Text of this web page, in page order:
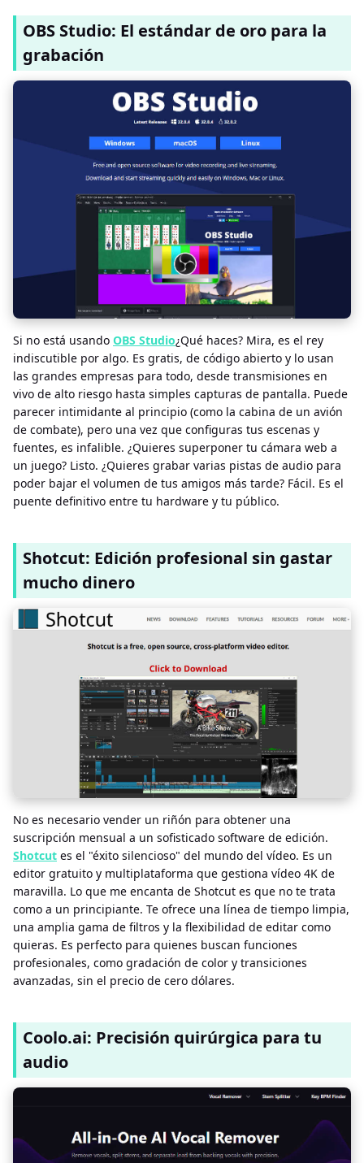
OBS Studio: El estándar de oro para la
grabación
Si no está usando OBS Studio¿Qué haces? Mira, es el rey
indiscutible por algo. Es gratis, de código abierto y lo usan
las grandes empresas para todo, desde transmisiones en
vivo de alto riesgo hasta simples capturas de pantalla. Puede
parecer intimidante al principio (como la cabina de un avión
de combate), pero una vez que configuras tus escenas y
fuentes, es infalible. ¿Quieres superponer tu cámara web a
un juego? Listo. ¿Quieres grabar varias pistas de audio para
poder bajar el volumen de tus amigos más tarde? Fácil. Es el
puente definitivo entre tu hardware y tu público.
Shotcut: Edición profesional sin gastar
mucho dinero
No es necesario vender un riñón para obtener una
suscripción mensual a un sofisticado software de edición.
Shotcut es el "éxito silencioso" del mundo del vídeo. Es un
editor gratuito y multiplataforma que gestiona vídeo 4K de
maravilla. Lo que me encanta de Shotcut es que no te trata
como a un principiante. Te ofrece una línea de tiempo limpia,
una amplia gama de filtros y la flexibilidad de editar como
quieras. Es perfecto para quienes buscan funciones
profesionales, como gradación de color y transiciones
avanzadas, sin el precio de cero dólares.
Coolo.ai: Precisión quirúrgica para tu
audio